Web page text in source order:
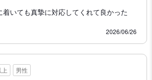
いても真摯に対応してくれて良かった
2026/06/26
男性